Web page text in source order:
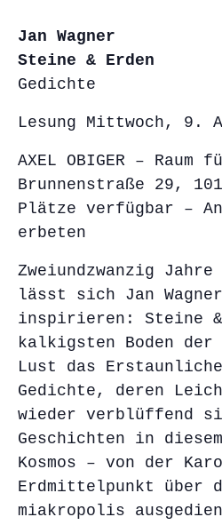
Jan Wagner
Steine & Erden
Gedichte
Lesung Mittwoch, 9.
AXEL OBIGER –
Brunnenstraße 29,
Plätze verfügbar –
erbeten
Zweiundzwanzig
lässt sich Jan
inspirieren: Steine &
kalkigsten Boden
Lust das
Gedichte, deren
wieder verblüffend
Geschichten in
Kosmos – von der
Erdmittelpunkt über
miakropolis